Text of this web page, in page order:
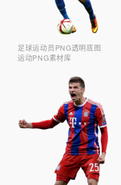
足球运动员PNG透明底图
运动PNG素材库